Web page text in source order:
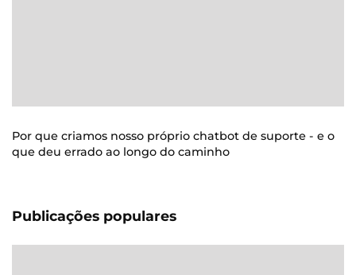
Por que criamos nosso próprio chatbot de suporte - e o
que deu errado ao longo do caminho
Publicações populares